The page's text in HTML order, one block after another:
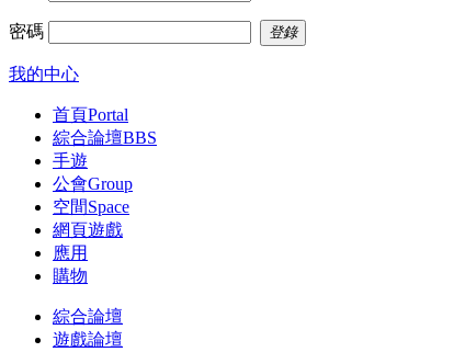
密碼 登錄
我的中心
首頁Portal
綜合論壇BBS
手遊
公會Group
空間Space
網頁遊戲
應用
購物
綜合論壇
遊戲論壇